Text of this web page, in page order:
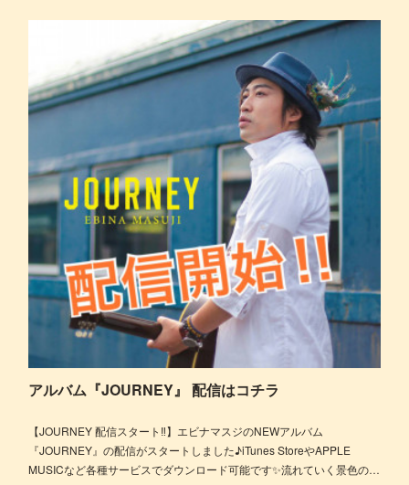
アルバム『JOURNEY』 配信はコチラ
【JOURNEY 配信スタート‼】エビナマスジのNEWアルバム
『JOURNEY』の配信がスタートしました♪iTunes StoreやAPPLE
MUSICなど各種サービスでダウンロード可能です✨流れていく景色の…